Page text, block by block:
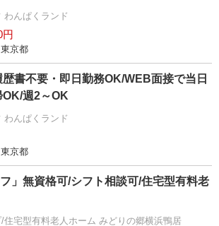
わんぱくランド
円
京都
書不要・即日勤務OK/WEB面接で当日
OK/週2～OK
わんぱくランド
京都
フ」無資格可/シフト相談可/住宅型有料老
住宅型有料老人ホーム みどりの郷横浜鴨居